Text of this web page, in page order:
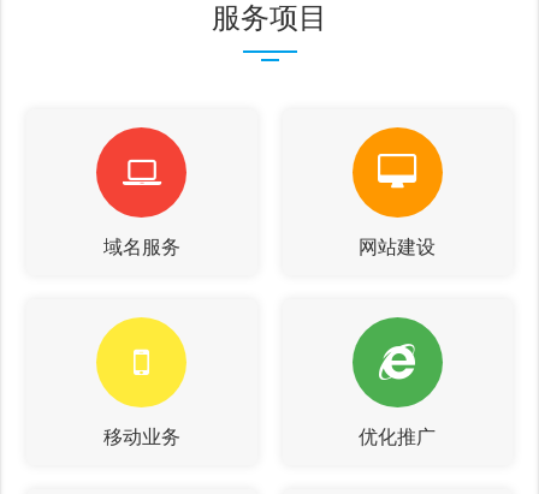
服务项目
域名服务 网站建设
移动业务 优化推广